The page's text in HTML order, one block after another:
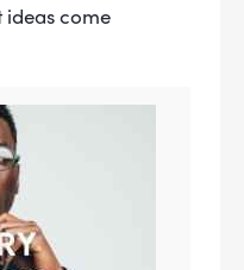
ideas come